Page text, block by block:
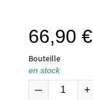
66,90 €
Bouteille
en stock